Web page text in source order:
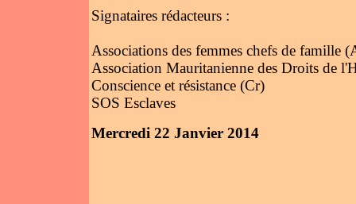
Signataires rédacteurs :
Associations des femmes chefs de famille
Association Mauritanienne des Droits de
Conscience et résistance (Cr)
SOS Esclaves
Mercredi 22 Janvier 2014